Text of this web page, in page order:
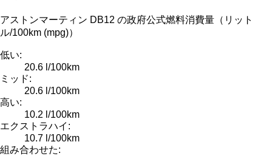
アストンマーティン DB12 の政府公式燃料消費量（リット
ル/100km (mpg)）
低い:
20.6 l/100km
ミッド:
20.6 l/100km
高い:
10.2 l/100km
エクストラハイ:
10.7 l/100km
組み合わせた: